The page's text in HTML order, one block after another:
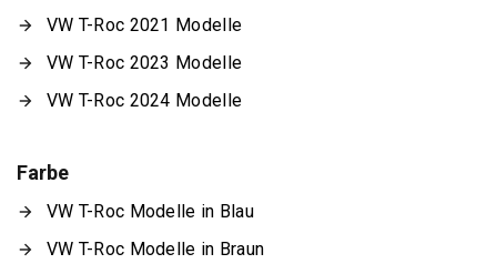
VW T-Roc 2021 Modelle
VW T-Roc 2023 Modelle
VW T-Roc 2024 Modelle
Farbe
VW T-Roc Modelle in Blau
VW T-Roc Modelle in Braun